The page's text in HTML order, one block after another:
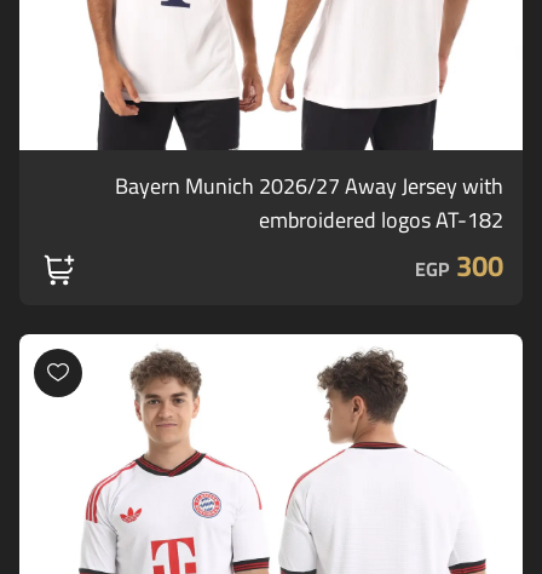
Bayern Munich 2026/27 Away Jersey with
embroidered logos AT-182
300
EGP